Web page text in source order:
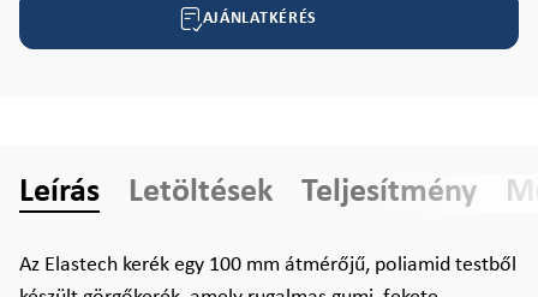
AJÁNLATKÉRÉS
Leírás Letöltések Teljesítmény
Az Elastech kerék egy 100 mm átmérőjű, poliamid testből